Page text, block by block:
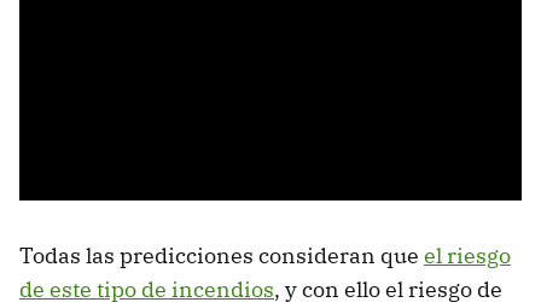
Todas las predicciones consideran que el riesgo
de este tipo de incendios, y con ello el riesgo de